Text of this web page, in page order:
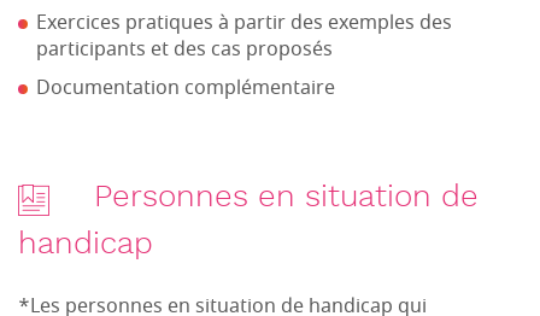
Exercices pratiques à partir des exemples des
participants et des cas proposés
Documentation complémentaire
Personnes en situation de
handicap
*Les personnes en situation de handicap qui